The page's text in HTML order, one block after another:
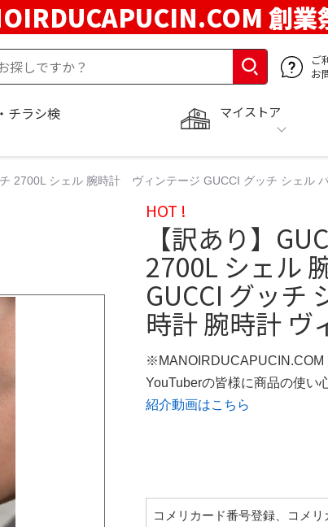
創業
ご
お
マイストア
チラシ検
2700L シェル 腕時計 ヴィンテージ GUCCI グッチ シェル
HOT !
【訳あり】
2700L シェル
GUCCI グッチ
時計 腕時計 ヴ
※MANOIRDUCAPUCIN.COM
YouTuberの皆様に商品の使い
紹介動画はこちら
コメリカード番号登録、コメ